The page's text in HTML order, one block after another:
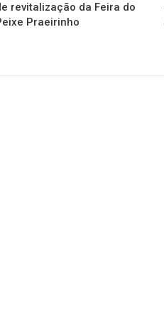
revitalização da Feira do
Praeirinho